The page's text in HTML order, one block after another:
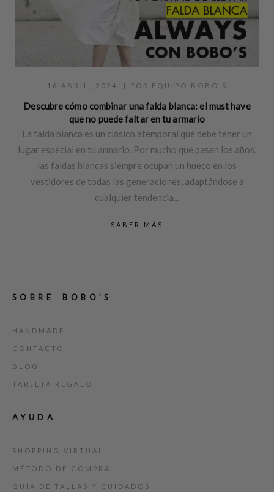
16 ABRIL, 2024 | POR EQUIPO BOBO’S
Descubre cómo combinar una falda blanca: el must have
que no puede faltar en tu armario
La falda blanca es un clásico atemporal que debe tener un
lugar especial en tu armario. Por mucho que pasen los años,
las faldas blancas siempre ocupan un hueco en los
vestidores de todas las generaciones, adaptándose a
cualquier tendencia...
SABER MÁS
SOBRE BOBO’S
HANDMADE
CONTACTO
BLOG
TARJETA REGALO
AYUDA
SHOPPING VIRTUAL
MÉTODO DE COMPRA
GUÍA DE TALLAS Y CUIDADOS